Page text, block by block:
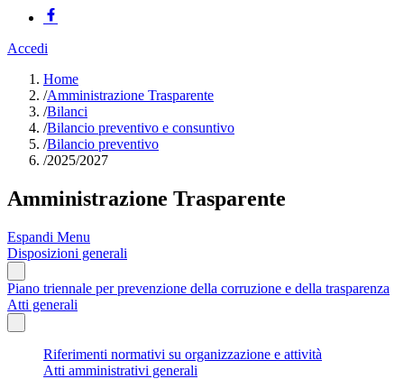
Accedi
Home
/Amministrazione Trasparente
/Bilanci
/Bilancio preventivo e consuntivo
/Bilancio preventivo
/2025/2027
Amministrazione Trasparente
Espandi Menu
Disposizioni generali
Piano triennale per prevenzione della corruzione e della trasparenza
Atti generali
Riferimenti normativi su organizzazione e attività
Atti amministrativi generali